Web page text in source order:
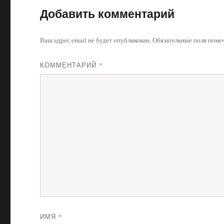
Добавить комментарий
Ваш адрес email не будет опубликован.Обязательные поля
КОММЕНТАРИЙ *
ИМЯ *